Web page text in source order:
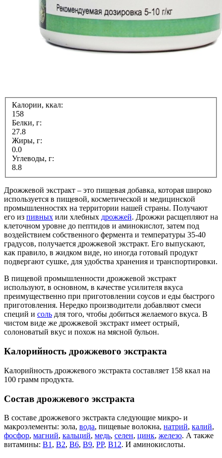
Калории, ккал:
158
Белки, г:
27.8
Жиры, г:
0.0
Углеводы, г:
8.8
Дрожжевой экстракт – это пищевая добавка, которая широко
используется в пищевой, косметической и медицинской
промышленностях на территории нашей страны. Получают
его из пивных или хлебных дрожжей. Дрожжи расщепляют на
клеточном уровне до пептидов и аминокислот, затем под
воздействием собственного фермента и температуры 35-40
градусов, получается дрожжевой экстракт. Его выпускают,
как правило, в жидком виде, но иногда готовый продукт
подвергают сушке, для удобства хранения и транспортировки.
В пищевой промышленности дрожжевой экстракт
используют, в основном, в качестве усилителя вкуса
преимущественно при приготовлении соусов и еды быстрого
приготовления. Нередко производители добавляют смеси
специй и соль для того, чтобы добиться желаемого вкуса. В
чистом виде же дрожжевой экстракт имеет острый,
солоноватый вкус и похож на мясной бульон.
Калорийность дрожжевого экстракта
Калорийность дрожжевого экстракта составляет 158 ккал на
100 грамм продукта.
Состав дрожжевого экстракта
В составе дрожжевого экстракта следующие микро- и
макроэлементы: зола, вода, пищевые волокна, натрий, калий,
фосфор, магний, кальций, медь, селен, цинк, железо. А также
витамины: В1 , В2, В6, В9, РР, В12. И аминокислоты.